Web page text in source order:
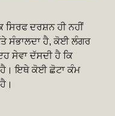
ਸਿਰਫ ਦਰਸ਼ਨ ਹੀ ਨਹੀਂ
ਸੰਭਾਲਦਾ ਹੈ, ਕੋਈ ਲੰਗਰ
ਸੇਵਾ ਦੱਸਦੀ ਹੈ ਕਿ
ਹੈ। ਇਥੇ ਕੋਈ ਛੋਟਾ ਕੰਮ